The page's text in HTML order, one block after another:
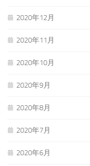
2020年12月
2020年11月
2020年10月
2020年9月
2020年8月
2020年7月
2020年6月